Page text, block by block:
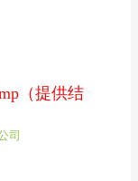
（提供结
司